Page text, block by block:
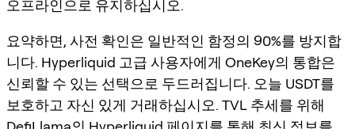
오프라인으로 유지하십시오.
요약하면, 사전 확인은 일반적인 함정의 90%를 방지합
니다. Hyperliquid 고급 사용자에게 OneKey의 통합은
신뢰할 수 있는 선택으로 두드러집니다. 오늘 USDT를
보호하고 자신 있게 거래하십시오. TVL 추세를 위해